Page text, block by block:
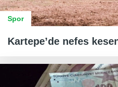
Spor
Kartepe’de nefes